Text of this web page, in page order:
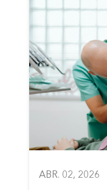
ABR. 02, 2026